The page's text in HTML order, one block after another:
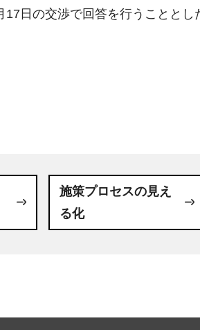
日の交渉で回答を行うこととし
施策プロセスの見え
る化